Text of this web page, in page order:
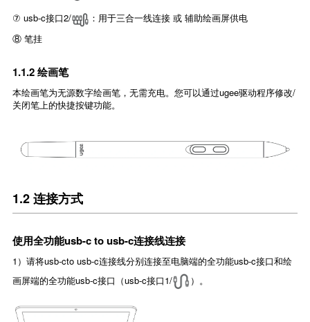
⑦ usb-c接口2/
：用于三合一线连接 或 辅助绘画屏供电
⑧ 笔挂
1.1.2 绘画笔
本绘画笔为无源数字绘画笔，无需充电。您可以通过ugee驱动程序修改/
关闭笔上的快捷按键功能。
1.2 连接方式
使用全功能usb-c to usb-c连接线连接
1）请将usb-cto usb-c连接线分别连接至电脑端的全功能usb-c接口和绘
画屏端的全功能usb-c接口（usb-c接口1/
）。